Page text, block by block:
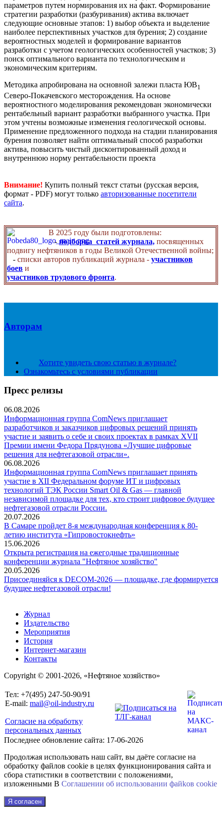
параметров путем нормирования их на факт. Формирование
стратегии разработки (разбуривания) актива включает
следующие основные этапов: 1) выбор объекта и выделение
наиболее перспективных участков для бурения; 2) создание
вероятностных моделей и формирование вариантов
разработки с учетом геологических особенностей участков; 3)
поиск оптимального варианта по технологическим и
экономическим критериям.
Методика апробирована на основной залежи пласта ЮВ1
Северо-Покачевского месторождения. На основе
вероятностного моделирования рекомендован экономически
рентабельный вариант разработки выбранного участка. При
этом учтены возможные изменения геологической основы.
Применение предложенного подхода на стадии планирования
бурения позволяет найти оптимальный способ разработки
актива, повысить чистый дисконтированный доход и
внутреннюю норму рентабельности проекта
Внимание! Купить полный текст статьи (русская версия,
формат - PDF) могут только авторизованные посетители
сайта.
В 2025 году были подготовлены:
- подборка статей журнала, посвященных
подвигу нефтяников в годы Великой Отечественной войны;
- списки авторов публикаций журнала - участников
боев и
участников трудового фронта.
Авторам
Хотите увидеть свою статью в журнале?
Ознакомьтесь с условиями публикации
Пресс релизы
06.08.2026
Информационная группа ComNews приглашает
разработчиков и заказчиков цифровых решений принять
участие и заявить о себе и своих проектах в рамках XVII
Премии имени Федора Прядунова «Лучшие цифровые
решения для нефтегазовой отрасли».
06.08.2026
Информационная группа ComNews приглашает принять
участие в XII Федеральном форуме ИТ и цифровых
технологий ТЭК России Smart Oil & Gas — главной
независимой площадке для тех, кто строит цифровое будущее
нефтегазовой отрасли России.
20.07.2026
В Самаре пройдет 8-я международная конференция к 80-
летию института «Гипровостокнефть»
15.06.2026
Открыта регистрация на ежегодные традиционные
конференции журнала "Нефтяное хозяйство"
20.05.2026
Присоединяйся к DECOM-2026 — площадке, где формируется
будущее нефтегазовой отрасли!
Журнал
Издательство
Мероприятия
История
Интернет-магазин
Контакты
Copyright © 2001-2026, «Нефтяное хозяйство»
Тел: +7(495) 247-50-90/91
E-mail: mail@oil-industry.ru
Согласие на обработку
персональных данных
Последнее обновление сайта: 17-06-2026
Продолжая использовать наш сайт, вы даёте согласие на
обработку файлов cookie в целях функционирования сайта и
сбора статистики в соответствии с положениями,
изложенными В Соглашении об использовании файkов cookie
Я согласен